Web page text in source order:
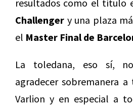
resultados como el título
Challenger y una plaza
el Master Final de
La toledana, eso sí,
agradecer sobremanera
Varlion y en especial a